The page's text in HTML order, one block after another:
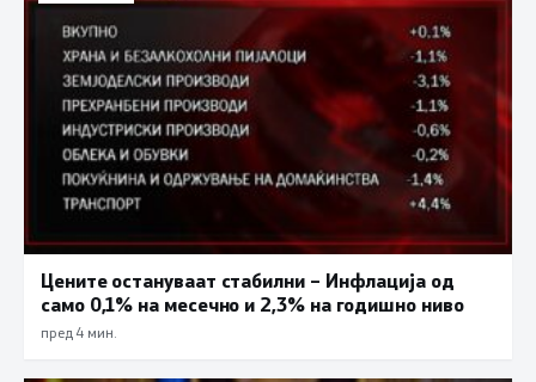
Цените остануваат стабилни – Инфлација од
само 0,1% на месечно и 2,3% на годишно ниво
пред 4 мин.